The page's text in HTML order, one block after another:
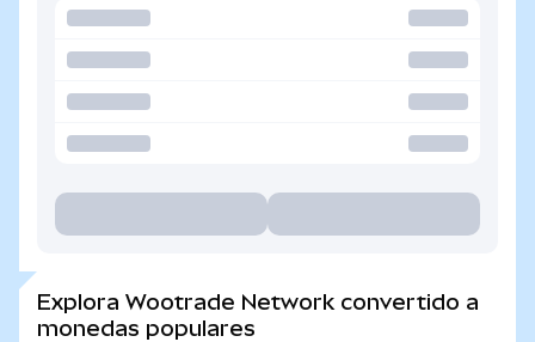
Explora Wootrade Network convertido a
monedas populares